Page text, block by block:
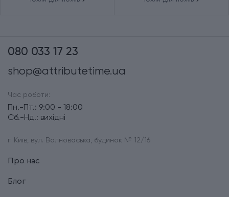
080 033 17 23
shop@attributetime.ua
Час роботи:
Пн.-Пт.: 9:00 - 18:00
Сб.-Нд.: вихідні
г. Київ, вул. Волноваська, будинок № 12/16
Про нас
Блог